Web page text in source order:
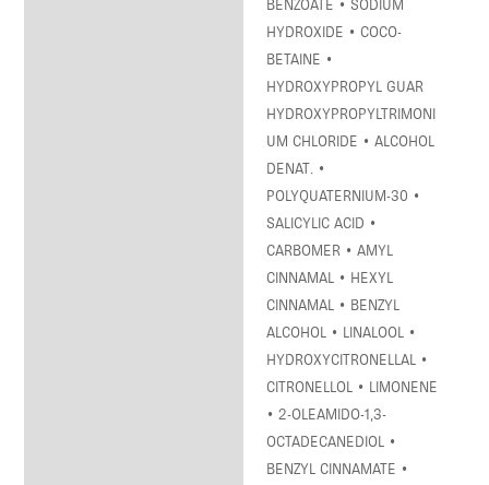
BENZOATE • SODIUM
HYDROXIDE • COCO-
BETAINE •
HYDROXYPROPYL GUAR
HYDROXYPROPYLTRIMONI
UM CHLORIDE • ALCOHOL
DENAT. •
POLYQUATERNIUM-30 •
SALICYLIC ACID •
CARBOMER • AMYL
CINNAMAL • HEXYL
CINNAMAL • BENZYL
ALCOHOL • LINALOOL •
HYDROXYCITRONELLAL •
CITRONELLOL • LIMONENE
• 2-OLEAMIDO-1,3-
OCTADECANEDIOL •
BENZYL CINNAMATE •